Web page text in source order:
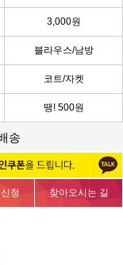
3,000원
블라우스/남방
코트/자켓
땡! 500원
송
청 찾아오시는 길